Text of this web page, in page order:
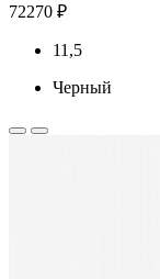
72270 ₽
11,5
Черный